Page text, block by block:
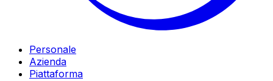
Personale
Azienda
Piattaforma